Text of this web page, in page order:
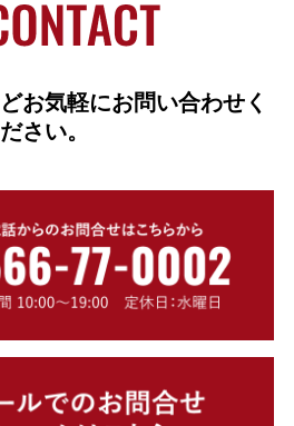
お気軽にお問い合わせく
ださい。